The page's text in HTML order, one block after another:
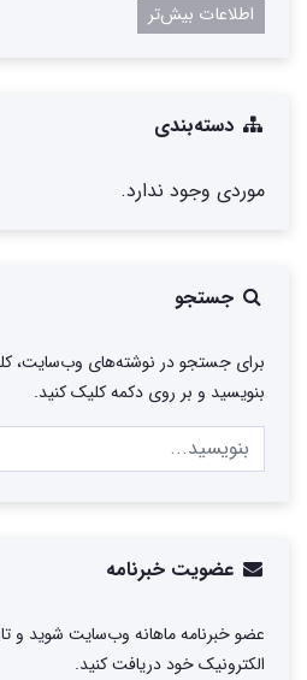
اطلاعات بیش‌تر
دسته‌بندی
موردی وجود ندارد.
جستجو
برای جستجو در نوشته‌های وب‌سایت،
بنویسید و بر روی دکمه کلیک کنید.
عضویت خبرنامه
عضو خبرنامه ماهانه وب‌سایت شوید و
الکترونیک خود دریافت کنید.